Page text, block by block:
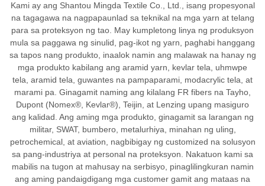
Kami ay ang Shantou Mingda Textile Co., Ltd., isang propesyonal
na tagagawa na nagpapaunlad sa teknikal na mga yarn at telang
para sa proteksyon ng tao. May kumpletong linya ng produksyon
mula sa paggawa ng sinulid, pag-ikot ng yarn, paghabi hanggang
sa tapos nang produkto, inaalok namin ang malawak na hanay ng
mga produkto kabilang ang aramid yarn, kevlar tela, uhmwpe
tela, aramid tela, guwantes na pampaparami, modacrylic tela, at
marami pa. Ginagamit naming ang kilalang FR fibers na Tayho,
Dupont (Nomex®, Kevlar®), Teijin, at Lenzing upang masiguro
ang kalidad. Ang aming mga produkto, ginagamit sa larangan ng
militar, SWAT, bumbero, metalurhiya, minahan ng uling,
petrochemical, at aviation, nagbibigay ng customized na solusyon
sa pang-industriya at personal na proteksyon. Nakatuon kami sa
mabilis na tugon at mahusay na serbisyo, pinaglilingkuran namin
ang aming pandaigdigang mga customer gamit ang mataas na